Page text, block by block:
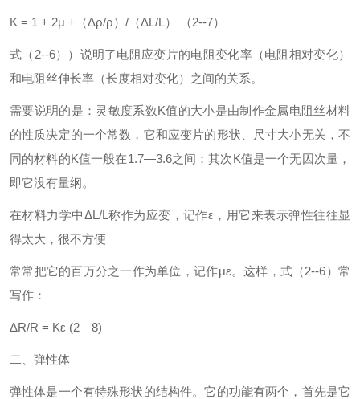
K = 1 + 2μ +（Δρ/ρ）/（ΔL/L） （2--7）
式（2--6））说明了电阻应变片的电阻变化率（电阻相对变化）
和电阻丝伸长率（长度相对变化）之间的关系。
需要说明的是：灵敏度系数K值的大小是由制作金属电阻丝材料
的性质决定的一个常数，它和应变片的形状、尺寸大小无关，不
同的材料的K值一般在1.7—3.6之间；其次K值是一个无因次量，
即它没有量纲。
在材料力学中ΔL/L称作为应变，记作ε，用它来表示弹性往往显
得太大，很不方便
常常把它的百万分之一作为单位，记作με。这样，式（2--6）常
写作：
ΔR/R = Kε (2—8)
二、弹性体
弹性体是一个有特殊形状的结构件。它的功能有两个，首先是它